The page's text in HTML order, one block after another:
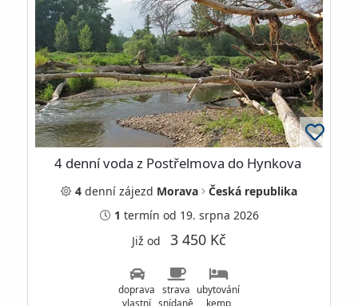
4 denní voda z Postřelmova do Hynkova
4 denní zájezd Morava
Česká republika
1 termín od 19. srpna 2026
Již od 3 450 Kč
doprava
vlastní
strava
snídaně
ubytování
kemp